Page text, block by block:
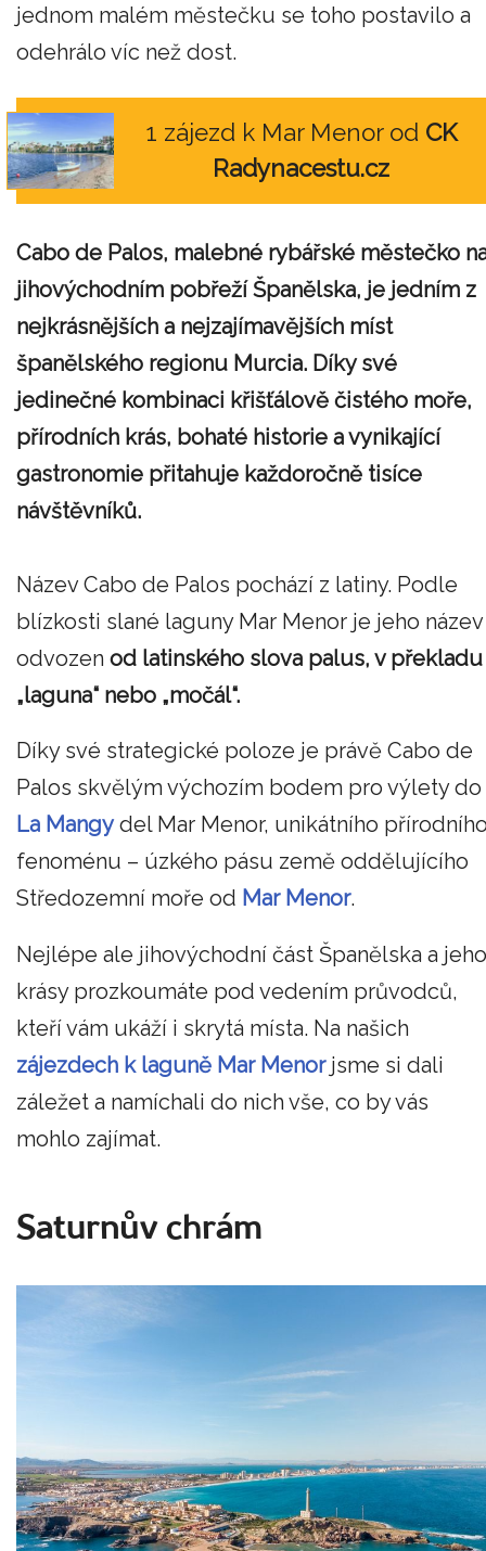
jednom malém městečku se toho postavilo a
odehrálo víc než dost.
1 zájezd k Mar Menor od CK
Radynacestu.cz
Cabo de Palos, malebné rybářské městečko
jihovýchodním pobřeží Španělska, je jedním z
nejkrásnějších a nejzajímavějších míst
španělského regionu Murcia. Díky své
jedinečné kombinaci křišťálově čistého moře,
přírodních krás, bohaté historie a vynikající
gastronomie přitahuje každoročně tisíce
návštěvníků.
Název Cabo de Palos pochází z latiny. Podle
blízkosti slané laguny Mar Menor je jeho název
odvozen od latinského slova palus, v překladu
„laguna“ nebo „močál“.
Díky své strategické poloze je právě Cabo de
Palos skvělým výchozím bodem pro výlety do
La Mangydel Mar Menor, unikátního
fenoménu – úzkého pásu země oddělujícího
Středozemní moře od Mar Menor.
Nejlépe ale jihovýchodní část Španělska a jeho
krásy prozkoumáte pod vedením průvodců,
kteří vám ukáží i skrytá místa. Na našich
zájezdech k laguně Mar Menorjsme si dali
záležet a namíchali do nich vše, co by vás
mohlo zajímat.
Saturnův chrám